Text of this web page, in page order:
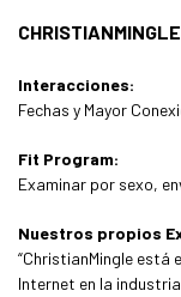
CHRISTIANMINGLE
Interacciones:
Fechas y Mayor
Fit Program:
Examinar por sexo,
Nuestros propios
“ChristianMingle está
Internet en la